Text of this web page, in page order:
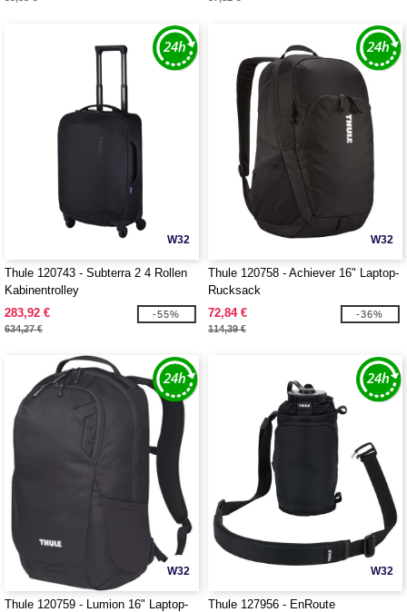
W32
Thule 120743 - Subterra 2 4 Rollen
Kabinentrolley
283,92 €
634,27 €
-55%
W32
Thule 120758 - Achiever 16" Laptop-
Rucksack
72,84 €
114,39 €
-36%
W32
Thule 120759 - Lumion 16" Laptop-
W32
Thule 127956 - EnRoute